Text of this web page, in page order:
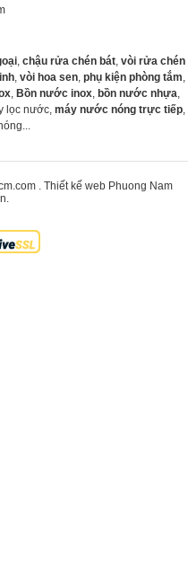
, chậu rửa chén bát, vòi rửa chén
, vòi hoa sen, phụ kiện phòng tắm,
, Bồn nước inox, bồn nước nhựa,
lọc nước, máy nước nóng trực tiếp,
. Thiết kế web Phuong Nam
.